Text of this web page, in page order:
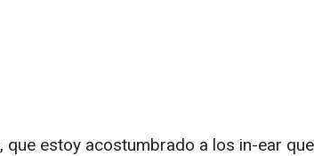
que estoy acostumbrado a los in-ear que